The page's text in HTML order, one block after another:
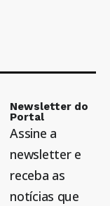
Newsletter do
Portal
Assine a
newsletter e
receba as
notícias que